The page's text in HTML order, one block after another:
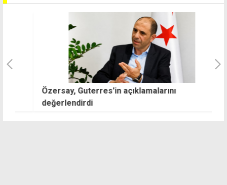
Özersay, Guterres'in açıklamalarını
değerlendirdi